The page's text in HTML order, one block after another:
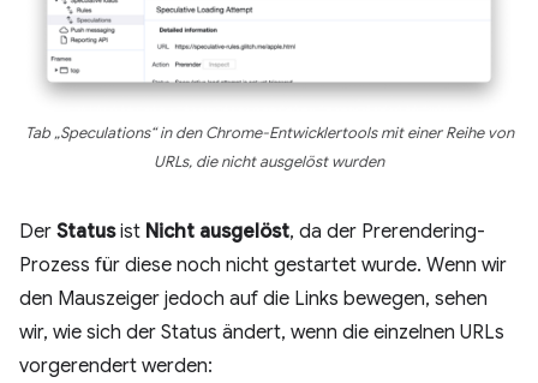
Tab „Speculations“ in den Chrome-Entwicklertools mit einer Reihe von
URLs, die nicht ausgelöst wurden
Der Statusist Nicht ausgelöst, da der Prerendering-
Prozess für diese noch nicht gestartet wurde. Wenn wir
den Mauszeiger jedoch auf die Links bewegen, sehen
wir, wie sich der Status ändert, wenn die einzelnen URLs
vorgerendert werden: